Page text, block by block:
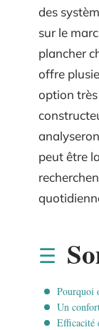
des
sur le
plancher
offre
option
peut être
Pourquoi
Un
Efficacité